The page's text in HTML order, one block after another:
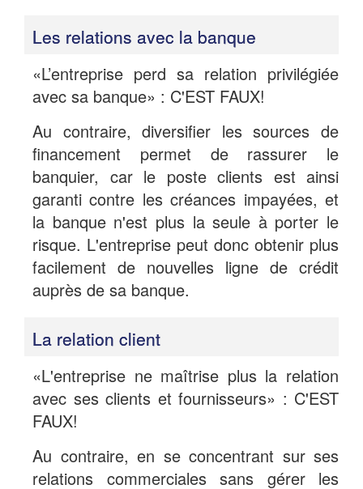
Les relations avec la banque
«L’entreprise perd sa relation privilégiée
avec sa banque» : C'EST FAUX!
Au contraire, diversifier les sources de
financement permet de rassurer le
banquier, car le poste clients est ainsi
garanti contre les créances impayées, et
la banque n'est plus la seule à porter le
risque. L'entreprise peut donc obtenir plus
facilement de nouvelles ligne de crédit
auprès de sa banque.
La relation client
«L'entreprise ne maîtrise plus la relation
avec ses clients et fournisseurs» : C'EST
FAUX!
Au contraire, en se concentrant sur ses
relations commerciales sans gérer les